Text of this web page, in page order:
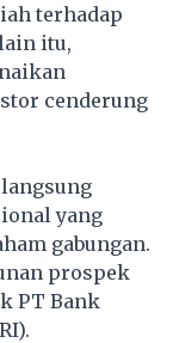
terhadap
itu,
cenderung
yang
gabungan.
prospek
PT Bank